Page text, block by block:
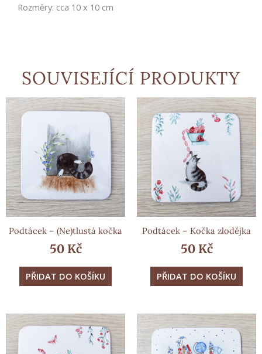
Rozměry: cca 10 x 10 cm
SOUVISEJÍCÍ PRODUKTY
Podtácek – (Ne)tlustá kočka
50 Kč
PŘIDAT DO KOŠÍKU
Podtácek – Kočka zlodějka
50 Kč
PŘIDAT DO KOŠÍKU